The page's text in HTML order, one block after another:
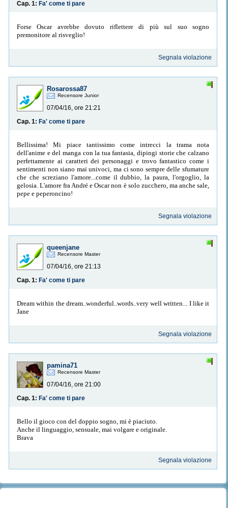
Cap. 1: Fa' come ti pare
Forse Oscar avrebbe dovuto riflettere di più sul suo sogno
premonitore al risveglio!
Segnala violazione
Rosarossa87
Recensore Junior
07/04/16, ore 21:21
Cap. 1: Fa' come ti pare
Bellissima! Mi piace tantissimo come intrecci la trama nota
dell'anime e del manga con la tua fantasia, dipingi storie che calzano
perfettamente ai caratteri dei personaggi e trovo fantastico come i
sentimenti non siano mai univoci, ma ci sono sempre delle sfumature
che che screziano l'amore...come il dubbio, la paura, l'orgoglio, la
gelosia. L'amore fra André e Oscar non è solo zucchero, ma anche sale,
pepe e peperoncino!
Segnala violazione
queenjane
Recensore Master
07/04/16, ore 21:13
Cap. 1: Fa' come ti pare
Dream within the dream..wonderful..words..very well written... I like it
Jane
Segnala violazione
pamina71
Recensore Master
07/04/16, ore 21:00
Cap. 1: Fa' come ti pare
Bello il gioco con del doppio sogno, mi è piaciuto.
Anche il linguaggio, sensuale, mai volgare e originale.
Brava
Segnala violazione